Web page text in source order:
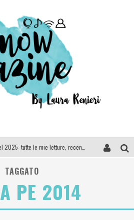
5 | Chanel
Anya Taylor-Joy, Jisoo e Willow Smith protagoniste della nuova campagna Dior Addict
TAGGATO
PE 2014